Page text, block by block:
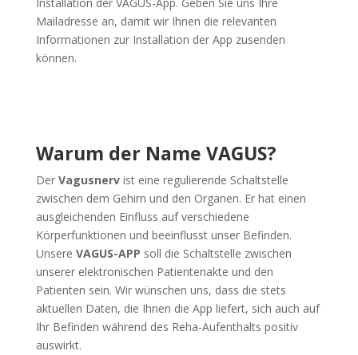
Mailadresse an, damit wir Ihnen die relevanten
Informationen zur Installation der App zusenden
können.
Warum der Name VAGUS?
Der Vagusnervist eine regulierende Schaltstelle
zwischen dem Gehirn und den Organen. Er hat einen
ausgleichenden Einfluss auf verschiedene
Körperfunktionen und beeinflusst unser Befinden.
Unsere VAGUS-APP soll die Schaltstelle zwischen
unserer elektronischen Patientenakte und den
Patienten sein. Wir wünschen uns, dass die stets
aktuellen Daten, die Ihnen die App liefert, sich auch auf
Ihr Befinden während des Reha-Aufenthalts positiv
auswirkt.